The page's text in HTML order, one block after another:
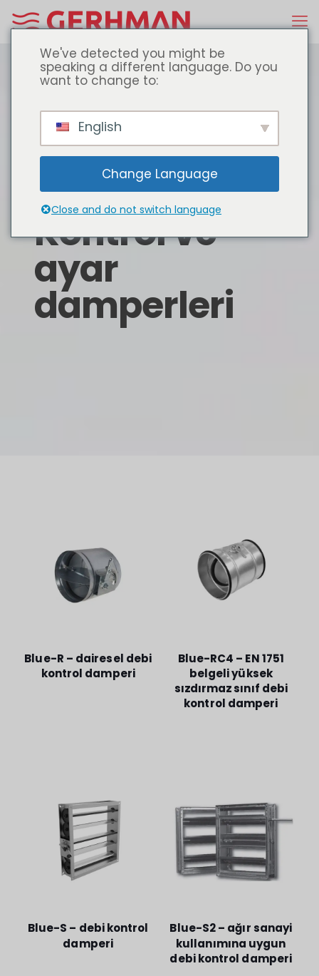
Kontrol ve
ayar
damperleri
Blue-R – dairesel debi
kontrol damperi
Blue-RC4 – EN 1751
belgeli yüksek
sızdırmaz sınıf debi
kontrol damperi
Blue-S – debi kontrol
damperi
Blue-S2 – ağır sanayi
kullanımına uygun
debi kontrol damperi
We've detected you might be
speaking a different language. Do you
want to change to:
English
Change Language
Close and do not switch language